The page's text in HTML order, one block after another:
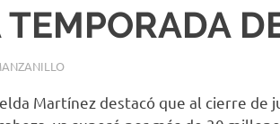
Martínez destacó que al cierre de